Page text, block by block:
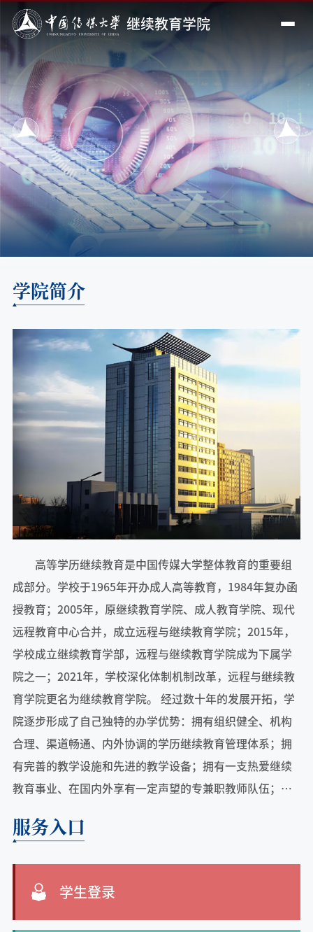
继续教育学院
< >
学院简介
高等学历继续教育是中国传媒大学整体教育的重要组
成部分。学校于1965年开办成人高等教育，1984年复办函
授教育；2005年，原继续教育学院、成人教育学院、现代
远程教育中心合并，成立远程与继续教育学院；2015年，
学校成立继续教育学部，远程与继续教育学院成为下属学
院之一；2021年，学校深化体制机制改革，远程与继续教
育学院更名为继续教育学院。 经过数十年的发展开拓，学
院逐步形成了自己独特的办学优势：拥有组织健全、机构
合理、渠道畅通、内外协调的学历继续教育管理体系；拥
有完善的教学设施和先进的教学设备；拥有一支热爱继续
教育事业、在国内外享有一定声望的专兼职教师队伍；拥
人才。学院现拥有函授、业余、网络教育等多种教学形
及36个远程校外学习中心。
服务入口
学生登录